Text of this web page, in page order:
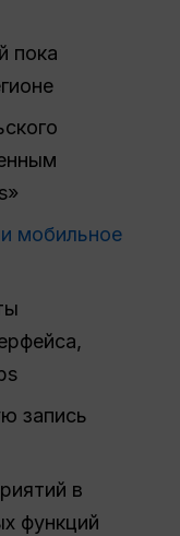
пока
мобильное
запись
в
функций